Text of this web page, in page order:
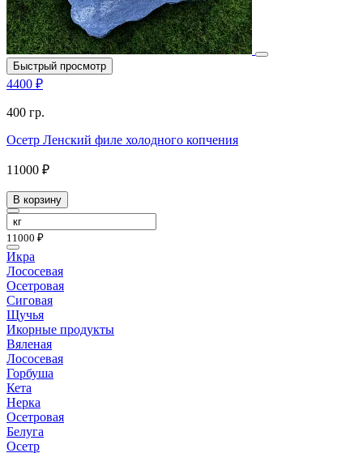
Быстрый просмотр
4400 ₽
400 гр.
Осетр Ленский филе холодного копчения
11000 ₽
В корзину
11000 ₽
Икра
Лососевая
Осетровая
Сиговая
Щучья
Икорные продукты
Вяленая
Лососевая
Горбуша
Кета
Нерка
Осетровая
Белуга
Осетр